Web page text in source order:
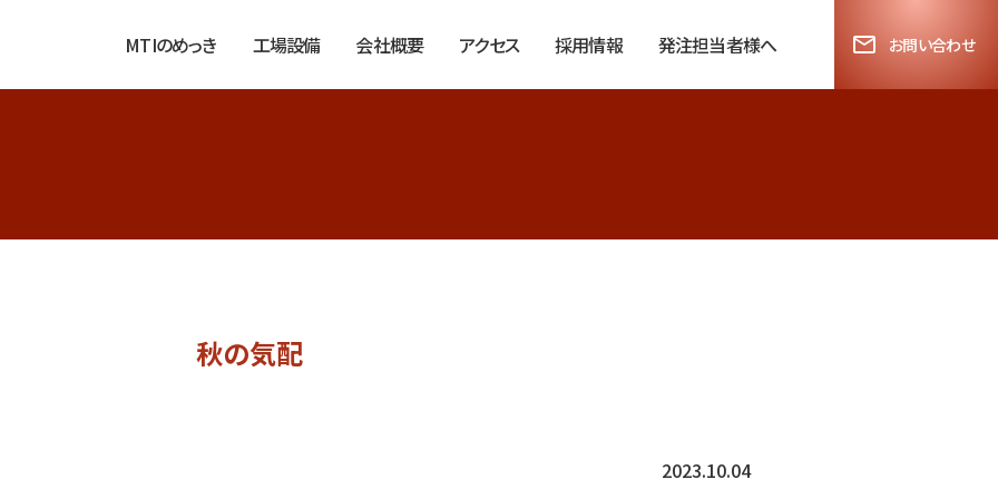
MTIのめっき 工場設備 会社概要 アクセス 採用情報 発注担当者様へ お問い合わせ
秋の気配
2023.10.04